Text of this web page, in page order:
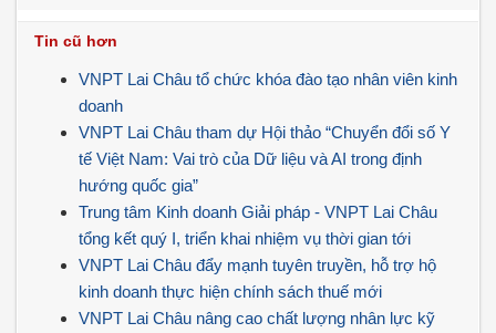
Tin cũ hơn
VNPT Lai Châu tổ chức khóa đào tạo nhân viên kinh
doanh
VNPT Lai Châu tham dự Hội thảo “Chuyển đổi số Y
tế Việt Nam: Vai trò của Dữ liệu và AI trong định
hướng quốc gia”
Trung tâm Kinh doanh Giải pháp - VNPT Lai Châu
tổng kết quý I, triển khai nhiệm vụ thời gian tới
VNPT Lai Châu đẩy mạnh tuyên truyền, hỗ trợ hộ
kinh doanh thực hiện chính sách thuế mới
VNPT Lai Châu nâng cao chất lượng nhân lực kỹ